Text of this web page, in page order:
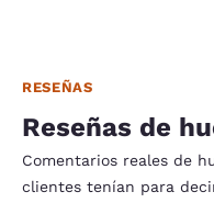
RESEÑAS
Reseñas de
Comentarios reales de
clientes tenían para